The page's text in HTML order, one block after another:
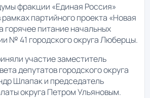
фракции «Единая Россия»
партийного проекта «Новая
горячее питание начальных
№ 41 городского округа Люберцы.
участие заместитель
депутатов городского округа
Шлапак и председатель
округа Петром Ульяновым.